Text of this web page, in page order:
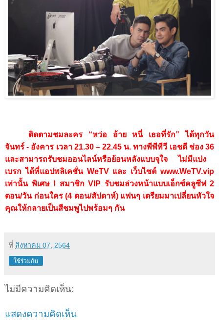
ติดตามชมละคร “หว่อ อ้าย หนี่ เธอที่รัก”ได้ทุกวัน
จันทร์ - อังคาร เวลา 21.30 – 22.45 น. ทางพีพีทีวี เอชดี ช่อง36
และสามารถรับชมออนไลน์หรือย้อนหลังแบบจุใจ ไม่มีแบ่ง
เบรก ได้ที่แอปพลิเคชั่น WeTV และ เว็บไซต์www.WeTV.vip
เท่านั้น พิเศษ ! สมาชิก VIP รับชมล่วงหน้าแบบเอ็กซ์คลูซีฟ 2
ตอน/วัน ก่อนใคร (4 ตอน/สัปดาห์) แฟนๆ เตรียมมาเปลี่ยนหัวใจ
คุณให้กลายเป็นสีชมพูไปพร้อมๆ กัน
ที่ สิงหาคม 07, 2564
ใช้ร่วมกัน
ไม่มีความคิดเห็น:
แสดงความคิดเห็น